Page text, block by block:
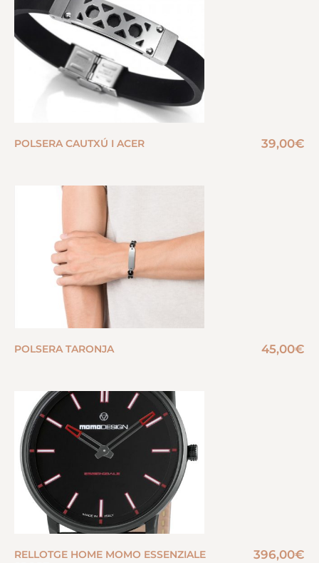
POLSERA CAUTXÚ I ACER 39,00€
POLSERA TARONJA 45,00€
RELLOTGE HOME MOMO ESSENZIALE
396,00€